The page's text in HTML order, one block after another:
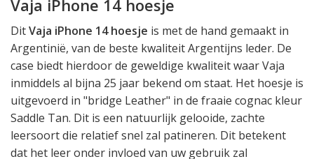
Vaja iPhone 14 hoesje
DitVaja iPhone 14 hoesje is met de hand gemaakt in
Argentinië, van de beste kwaliteit Argentijns leder. De
case biedt hierdoor de geweldige kwaliteit waar Vaja
inmiddels al bijna 25 jaar bekend om staat. Het hoesje is
uitgevoerd in "bridge Leather" in de fraaie cognac kleur
Saddle Tan. Dit is een natuurlijk gelooide, zachte
leersoort die relatief snel zal patineren. Dit betekent
dat het leer onder invloed van uw gebruik zal